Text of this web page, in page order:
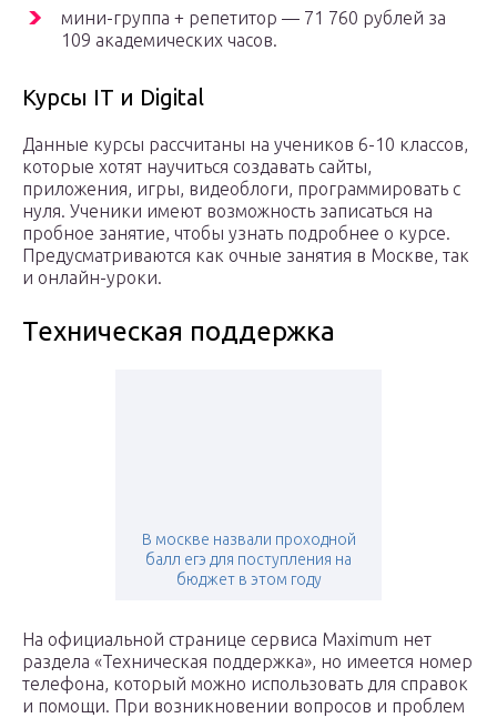
мини-группа + репетитор — 71 760 рублей за
109 академических часов.
Курсы IT и Digital
Данные курсы рассчитаны на учеников 6-10 классов,
которые хотят научиться создавать сайты,
приложения, игры, видеоблоги, программировать с
нуля. Ученики имеют возможность записаться на
пробное занятие, чтобы узнать подробнее о курсе.
Предусматриваются как очные занятия в Москве, так
и онлайн-уроки.
Техническая поддержка
В москве назвали проходной
балл егэ для поступления на
бюджет в этом году
На официальной странице сервиса Maximum нет
раздела «Техническая поддержка», но имеется номер
телефона, который можно использовать для справок
и помощи. При возникновении вопросов и проблем